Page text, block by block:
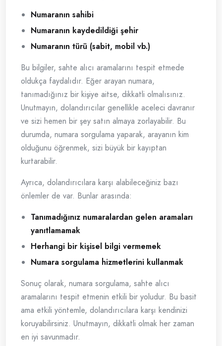
Numaranın sahibi
Numaranın kaydedildiği şehir
Numaranın türü (sabit, mobil vb.)
Bu bilgiler, sahte alıcı aramalarını tespit etmede
oldukça faydalıdır. Eğer arayan numara,
tanımadığınız bir kişiye aitse, dikkatli olmalısınız.
Unutmayın, dolandırıcılar genellikle aceleci davranır
ve sizi hemen bir şey satın almaya zorlayabilir. Bu
durumda, numara sorgulama yaparak, arayanın kim
olduğunu öğrenmek, sizi büyük bir kayıptan
kurtarabilir.
Ayrıca, dolandırıcılara karşı alabileceğiniz bazı
önlemler de var. Bunlar arasında:
Tanımadığınız numaralardan gelen aramaları
yanıtlamamak
Herhangi bir kişisel bilgi vermemek
Numara sorgulama hizmetlerini kullanmak
Sonuç olarak, numara sorgulama, sahte alıcı
aramalarını tespit etmenin etkili bir yoludur. Bu basit
ama etkili yöntemle, dolandırıcılara karşı kendinizi
koruyabilirsiniz. Unutmayın, dikkatli olmak her zaman
en iyi savunmadır.